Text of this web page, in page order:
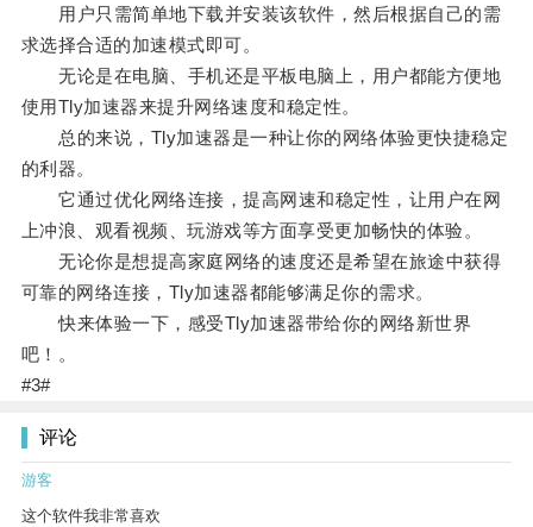
用户只需简单地下载并安装该软件，然后根据自己的需
求选择合适的加速模式即可。
无论是在电脑、手机还是平板电脑上，用户都能方便地
使用Tly加速器来提升网络速度和稳定性。
总的来说，Tly加速器是一种让你的网络体验更快捷稳定
的利器。
它通过优化网络连接，提高网速和稳定性，让用户在网
上冲浪、观看视频、玩游戏等方面享受更加畅快的体验。
无论你是想提高家庭网络的速度还是希望在旅途中获得
可靠的网络连接，Tly加速器都能够满足你的需求。
快来体验一下，感受Tly加速器带给你的网络新世界
吧！。
#3#
评论
游客
这个软件我非常喜欢